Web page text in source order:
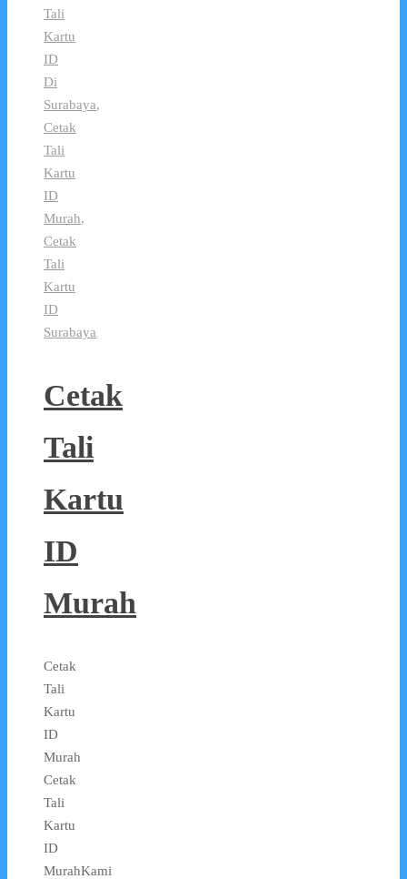
Tali
Kartu
ID
Di
Surabaya,
Cetak
Tali
Kartu
ID
Murah,
Cetak
Tali
Kartu
ID
Surabaya
Cetak
Tali
Kartu
ID
Murah
Cetak
Tali
Kartu
ID
Murah
Cetak
Tali
Kartu
ID
MurahKami